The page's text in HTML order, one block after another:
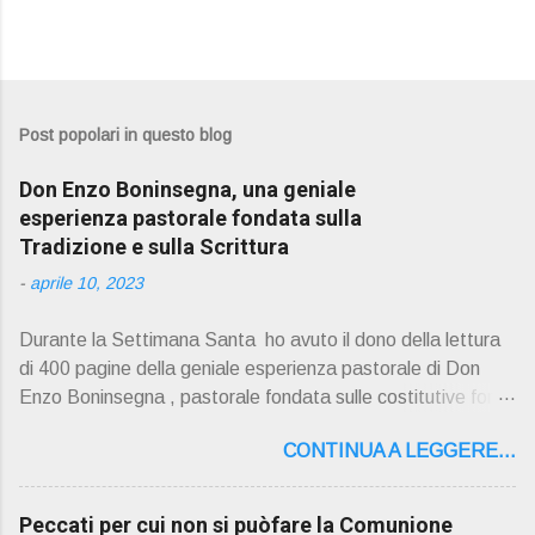
Post popolari in questo blog
Don Enzo Boninsegna, una geniale
esperienza pastorale fondata sulla
Tradizione e sulla Scrittura
- aprile 10, 2023
Durante la Settimana Santa ho avuto il dono della lettura
di 400 pagine della geniale esperienza pastorale di Don
Enzo Boninsegna , pastorale fondata sulle costitutive fon ti
Dio giunta in continuit à ecclesiale a noi per mezzo di Gesù,
degli Apostoli e dei loro successori . Io don Gino Oliosi v
orrei contribuire ad una lettura non pregiudiziale su don
CONTINUA A LEGGERE...
Peccati per cui non si puòfare la Comunione